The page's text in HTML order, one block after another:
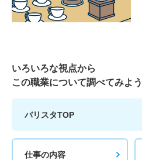
いろいろな視点から
この職業について調べてみよう
バリスタTOP
仕事の内容